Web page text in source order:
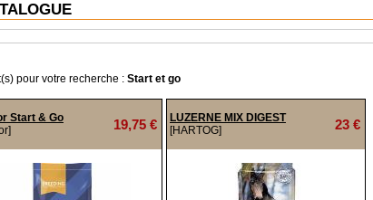
pour votre recherche : Start et go
Start & Go
19,75 €
LUZERNE MIX DIGEST
[HARTOG]
23 €